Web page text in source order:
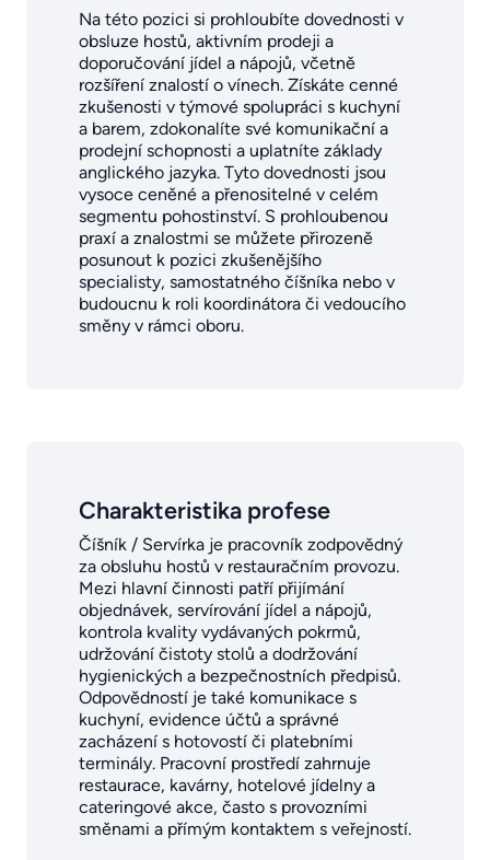
Na této pozici si prohloubíte dovednosti v
obsluze hostů, aktivním prodeji a
doporučování jídel a nápojů, včetně
rozšíření znalostí o vínech. Získáte cenné
zkušenosti v týmové spolupráci s kuchyní
a barem, zdokonalíte své komunikační a
prodejní schopnosti a uplatníte základy
anglického jazyka. Tyto dovednosti jsou
vysoce ceněné a přenositelné v celém
segmentu pohostinství. S prohloubenou
praxí a znalostmi se můžete přirozeně
posunout k pozici zkušenějšího
specialisty, samostatného číšníka nebo v
budoucnu k roli koordinátora či vedoucího
směny v rámci oboru.
Charakteristika profese
Číšník / Servírka je pracovník zodpovědný
za obsluhu hostů v restauračním provozu.
Mezi hlavní činnosti patří přijímání
objednávek, servírování jídel a nápojů,
kontrola kvality vydávaných pokrmů,
udržování čistoty stolů a dodržování
hygienických a bezpečnostních předpisů.
Odpovědností je také komunikace s
kuchyní, evidence účtů a správné
zacházení s hotovostí či platebními
terminály. Pracovní prostředí zahrnuje
restaurace, kavárny, hotelové jídelny a
cateringové akce, často s provozními
směnami a přímým kontaktem s veřejností.